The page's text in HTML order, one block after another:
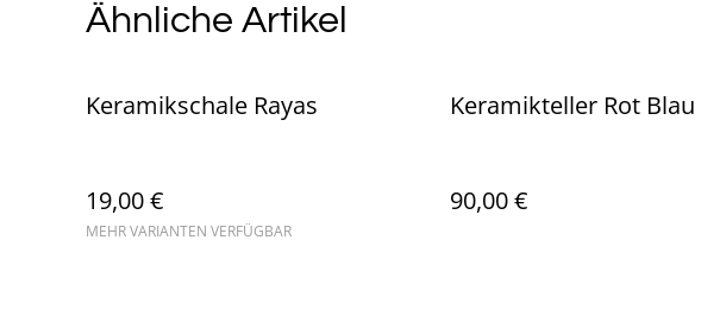
Ähnliche Artikel
Keramikschale Rayas
19,00 €
MEHR VARIANTEN VERFÜGBAR
Keramikteller Rot Blau
90,00 €